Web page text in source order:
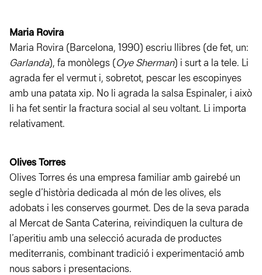
Maria Rovira
Maria Rovira (Barcelona, 1990) escriu llibres (de fet, un:
Garlanda), fa monòlegs ( Oye Sherman) i surt a la tele. Li
agrada fer el vermut i, sobretot, pescar les escopinyes
amb una patata xip. No li agrada la salsa Espinaler, i això
li ha fet sentir la fractura social al seu voltant. Li importa
relativament.
Olives Torres
Olives Torres és una empresa familiar amb gairebé un
segle d’història dedicada al món de les olives, els
adobats i les conserves gourmet. Des de la seva parada
al Mercat de Santa Caterina, reivindiquen la cultura de
l’aperitiu amb una selecció acurada de productes
mediterranis, combinant tradició i experimentació amb
nous sabors i presentacions.